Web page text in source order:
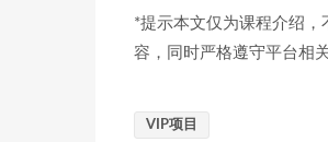
*提示本文仅为课程介绍
容，同时严格遵守平台相
VIP项目